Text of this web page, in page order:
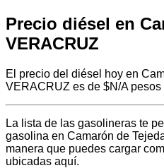
Precio diésel en
VERACRUZ
El precio del diésel hoy en
VERACRUZ es de $N/A pesos
La lista de las gasolineras te
gasolina en Camarón de
manera que puedes cargar
ubicadas aquí.